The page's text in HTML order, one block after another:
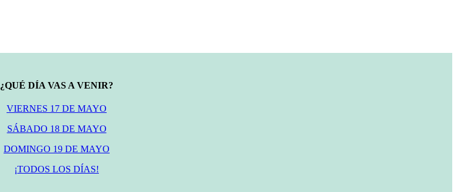
¿QUÉ DÍA VAS A VENIR?
VIERNES 17 DE MAYO
SÁBADO 18 DE MAYO
DOMINGO 19 DE MAYO
¡TODOS LOS DÍAS!